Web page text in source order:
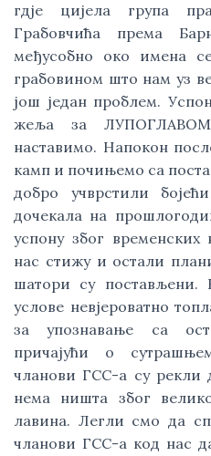
гдје цијела група
Грабовчића према
међусобно око имена
грабовином што нам уз
још један проблем.
жеља за
наставимо. Напокон
камп и почињемо са
добро учврстили
дочекала на
успону због
нас стижу и остали
шатори су
услове невјероватно
за упознавање са
причајући о
чланови ГСС-а су рекли
нема ништа због
лавина. Легли смо да
чланови ГСС-а код нас